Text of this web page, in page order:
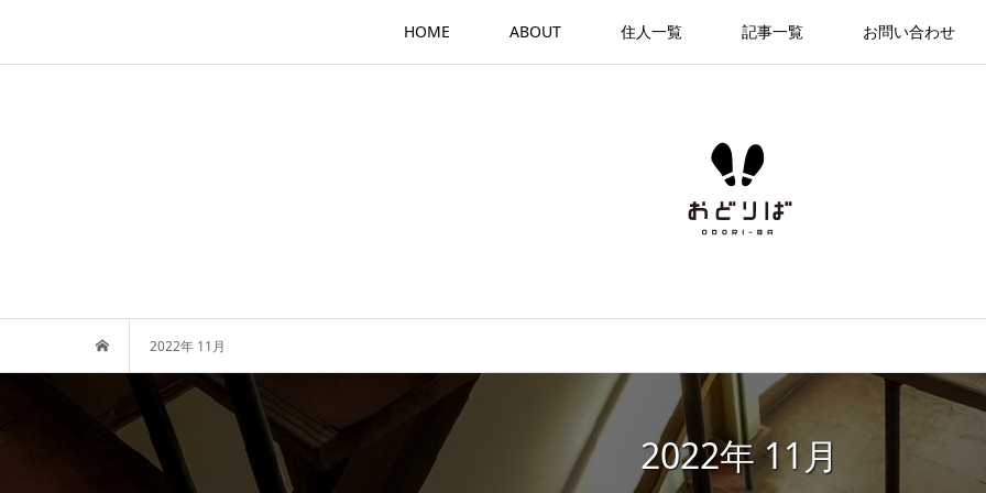
HOME ABOUT 住人一覧 記事一覧 お問い合わせ
2022年 11月
2022年 11月